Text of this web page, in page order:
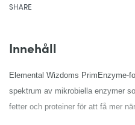
SHARE
Innehåll
Elemental Wizdoms PrimEnzyme-
spektrum av mikrobiella enzymer
fetter och proteiner för att få mer